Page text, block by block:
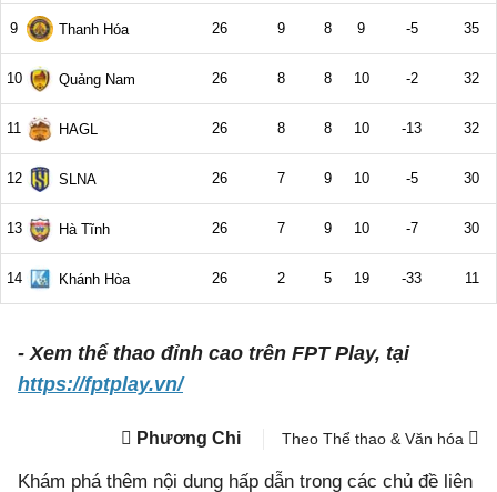
- Xem thể thao đỉnh cao trên FPT Play, tại
https://fptplay.vn/
Phương Chi Theo Thể thao & Văn hóa
Khám phá thêm nội dung hấp dẫn trong các chủ đề liên